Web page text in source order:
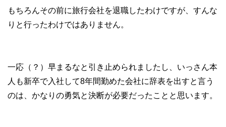
もちろんその前に旅行会社を退職したわけですが、すんな
りと行ったわけではありません。
一応（？）早まるなと引き止められましたし、いっさん本
人も新卒で入社して8年間勤めた会社に辞表を出すと言う
のは、かなりの勇気と決断が必要だったことと思います。